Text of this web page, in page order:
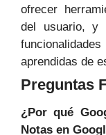
ofrecer
del usuario, y
aprendidas de
Preguntas
¿Por qué
Notas en